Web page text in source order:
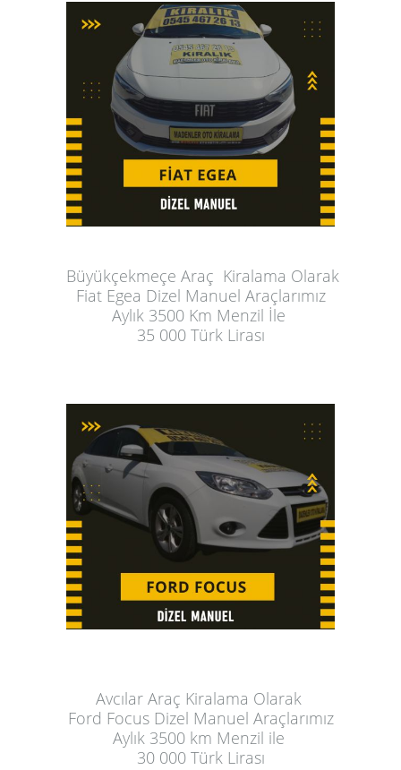
Büyükçekmeçe Araç  Kiralama Olarak
Fiat Egea Dizel Manuel Araçlarımız
Aylık 3500 Km Menzil İle
35 000 Türk Lirası
Avcılar Araç Kiralama Olarak
Ford Focus Dizel Manuel Araçlarımız
Aylık 3500 km Menzil ile
30 000 Türk Lirası